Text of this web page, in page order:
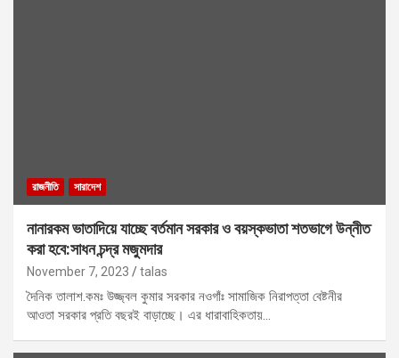
রাজনীতি সারাদেশ
নানারকম ভাতাদিয়ে যাচ্ছে বর্তমান সরকার ও বয়স্কভাতা শতভাগে উন্নীত
করা হবে:সাধন চন্দ্র মজুমদার
November 7, 2023 talas
দৈনিক তালাশ.কমঃ উজ্জ্বল কুমার সরকার নওগাঁঃ সামাজিক নিরাপত্তা বেষ্টনীর
আওতা সরকার প্রতি বছরই বাড়াচ্ছে। এর ধারাবাহিকতায়…